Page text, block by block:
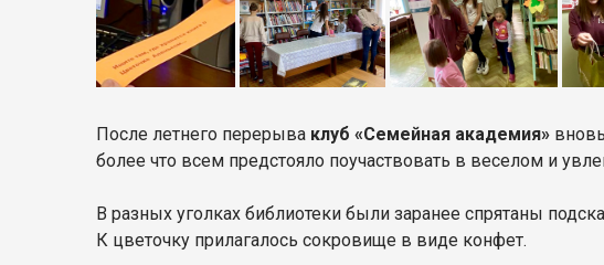
После летнего перерыва клуб «Семейная академия»
более что всем предстояло поучаствовать в веселом и
В разных уголках библиотеки были заранее спрятаны
К цветочку прилагалось сокровище в виде конфет.